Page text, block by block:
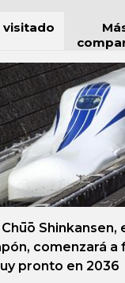
visitado
Chūō Shinkansen,
comenzará a
pronto en 2036